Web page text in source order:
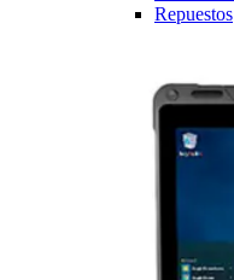
Repuestos